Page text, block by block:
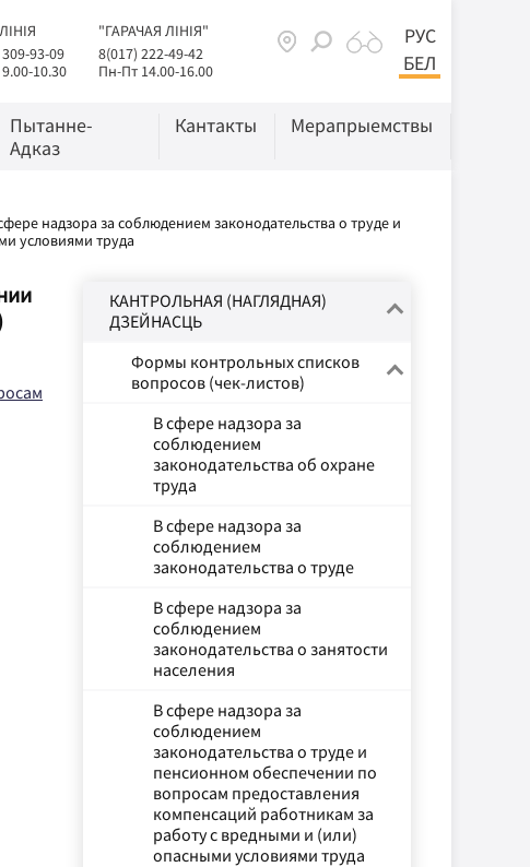
93-09
10.30
"ГАРАЧАЯ ЛІНІЯ"
8(017) 222-49-42
Пн-Пт 14.00-16.00
РУС
БЕЛ
Пытанне-
Адказ
Кантакты Мерапрыемствы
надзора за соблюдением законодательства о труде и
условиями труда
КАНТРОЛЬНАЯ (НАГЛЯДНАЯ)
ДЗЕЙНАСЦЬ
Формы контрольных списков
вопросов (чек-листов)
В сфере надзора за
соблюдением
законодательства об охране
труда
В сфере надзора за
соблюдением
законодательства о труде
В сфере надзора за
соблюдением
законодательства о занятости
населения
В сфере надзора за
соблюдением
законодательства о труде и
пенсионном обеспечении по
вопросам предоставления
компенсаций работникам за
работу с вредными и (или)
опасными условиями труда